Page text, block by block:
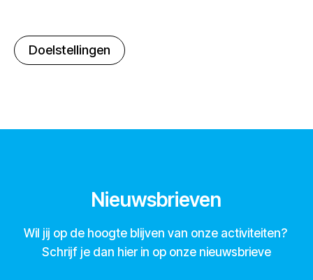
Doelstellingen
Nieuwsbrieven
Wil jij op de hoogte blijven van onze activiteiten?
Schrijf je dan hier in op onze nieuwsbrieve